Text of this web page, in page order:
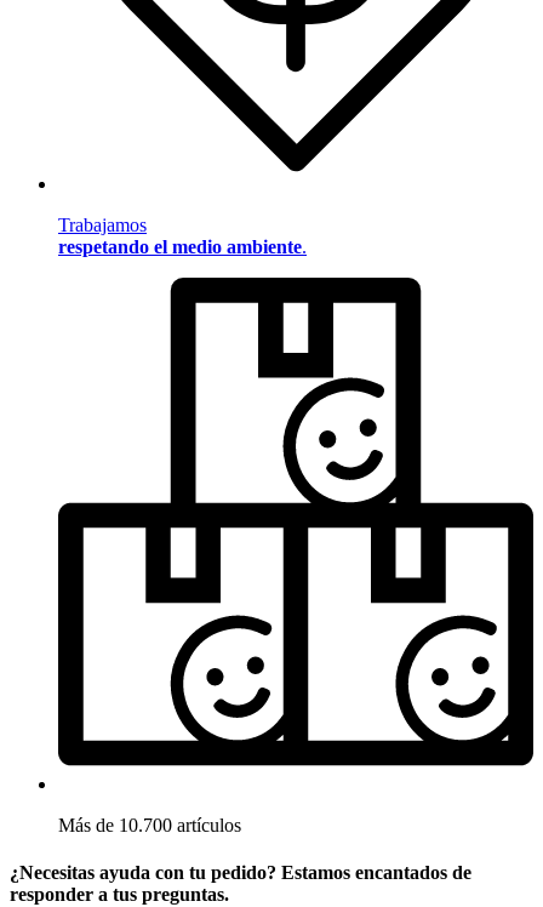
Trabajamos
respetando el medio ambiente.
Más de 10.700 artículos
¿Necesitas ayuda con tu pedido? Estamos encantados de
responder a tus preguntas.